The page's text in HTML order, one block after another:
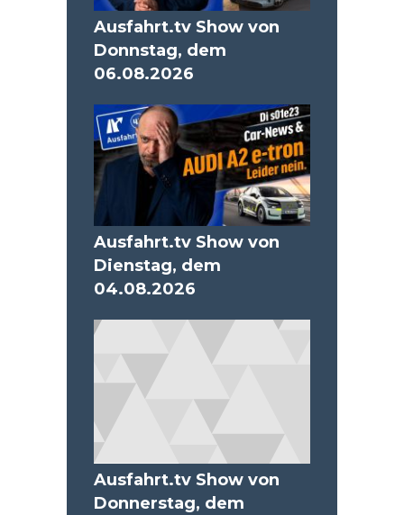
Ausfahrt.tv Show von
Donnstag, dem
06.08.2026
Ausfahrt.tv Show von
Dienstag, dem
04.08.2026
Ausfahrt.tv Show von
Donnerstag, dem